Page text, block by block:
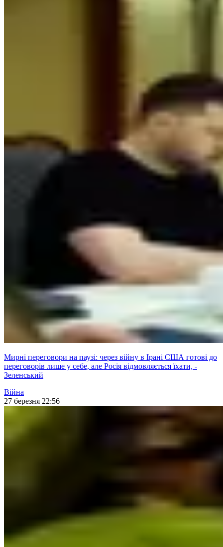
Мирні переговори на паузі: через війну в Ірані США готові до
переговорів лише у себе, але Росія відмовляється їхати, -
Зеленський
Війна
27 березня 22:56